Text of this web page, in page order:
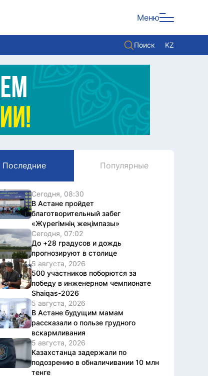
Меню
Поиск KZ
Политика
Экономика
Культура
Служба Комплаенс
Служу стране
Последние Популярные
Сегодня, 08:30
В Астане пройдет
благотворительный забег
«Жүрегімнің жеңімпазы»
Сегодня, 07:02
До +28 градусов и дождь
прогнозируют в столице
5 августа, 2026
500 участников поборются за
победу в инженерном чемпионате
Shaiqas-2026
5 августа, 2026
В Астане будущим мамам
рассказали о пользе грудного
вскармливания
5 августа, 2026
Казахстанца задержали по
подозрению в обналичивании 10 млн
тенге